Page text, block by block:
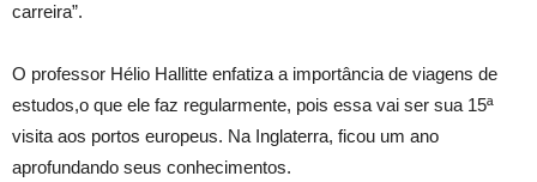
carreira”.
O professor Hélio Hallitte enfatiza a importância de viagens de
estudos,o que ele faz regularmente, pois essa vai ser sua 15ª
visita aos portos europeus. Na Inglaterra, ficou um ano
aprofundando seus conhecimentos.